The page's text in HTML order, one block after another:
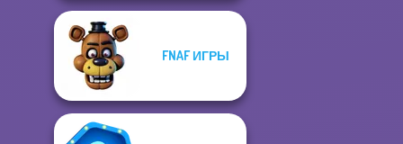
FNAF ИГРЫ